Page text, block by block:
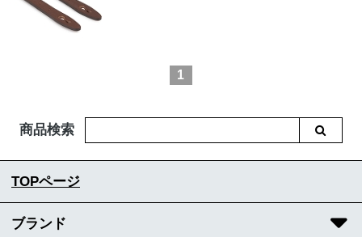
1
商品検索
TOPページ
ブランド